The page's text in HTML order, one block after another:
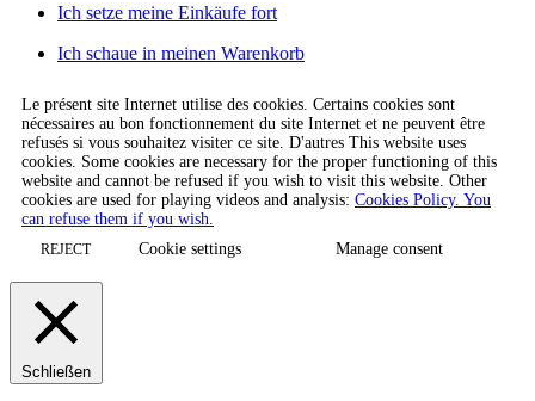
Ich setze meine Einkäufe fort
Ich schaue in meinen Warenkorb
Le présent site Internet utilise des cookies. Certains cookies sont
nécessaires au bon fonctionnement du site Internet et ne peuvent être
refusés si vous souhaitez visiter ce site. D'autres This website uses
cookies. Some cookies are necessary for the proper functioning of this
website and cannot be refused if you wish to visit this website. Other
cookies are used for playing videos and analysis: Cookies Policy. You
can refuse them if you wish.
REJECT Cookie settings Manage consent
Schließen